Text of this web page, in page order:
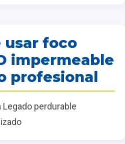
usar foco
impermeable
profesional
perdurable